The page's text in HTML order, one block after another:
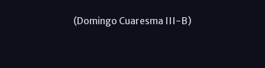
(Domingo Cuaresma III-B)